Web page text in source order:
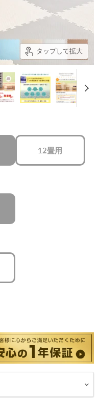
タップして拡大
12畳用